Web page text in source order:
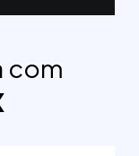
com